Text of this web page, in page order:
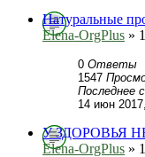
Натуральные
Elena-OrgPlus »
0 Ответы
1547
Последнее
14 июн
У ЗДОРОВЬЯ
Elena-OrgPlus »